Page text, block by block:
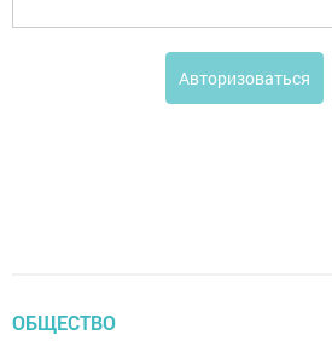
Авторизоваться
ОБЩЕСТВО